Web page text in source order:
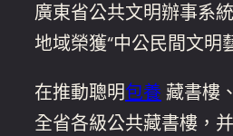
廣東省公共文明辦事系
地域榮獲“中公民間文明
在推動聰明包養 藏書樓
全省各級公共藏書樓，